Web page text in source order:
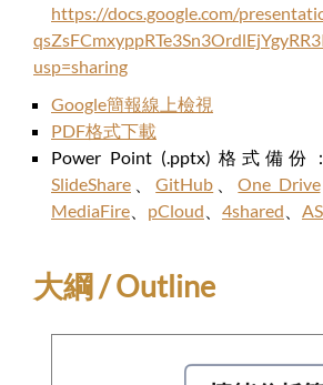
https://docs.google.com/
usp=sharing
Google簡報線上檢視
PDF格式下載
Power Point (.pptx) 格式備份
SlideShare 、GitHub 、One Drive
MediaFire
pCloud 4shared
大綱 / Outline